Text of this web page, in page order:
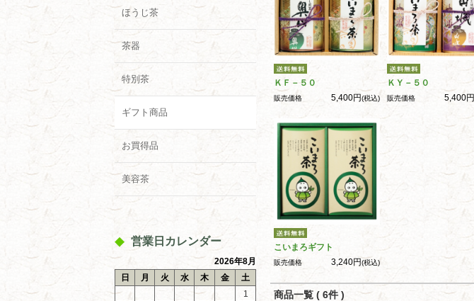
ほうじ茶
茶器
特別茶
ギフト商品
お買得品
美容茶
営業日カレンダー
2026年8月
日
月 火 水 木 金
土
1
ＫＦ－５０
販売価格 5,400円(税込)
ＫＹ－５０
販売価格 5,400円
こいまろギフト
販売価格 3,240円(税込)
商品一覧 ( 6件 )